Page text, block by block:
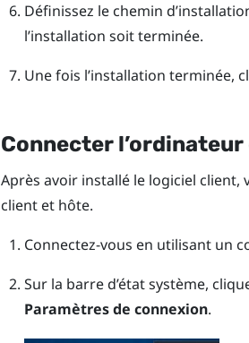
Définissez le chemin
l’installation soit terminée.
Une fois l’installation terminée,
Connecter
Après avoir installé le logiciel
client et hôte.
Connectez-vous en utilisant un
Sur la barre d’état système,
Paramètres de connexion.